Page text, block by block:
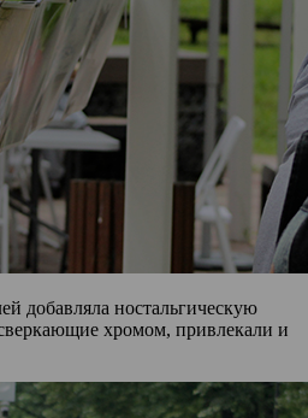
добавляла ностальгическую
хромом, привлекали и